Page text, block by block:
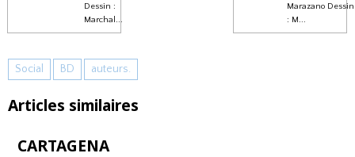
Dessin :
Marchal...
Marazano Dessin
: M...
Social BD auteurs.
Articles similaires
CARTAGENA